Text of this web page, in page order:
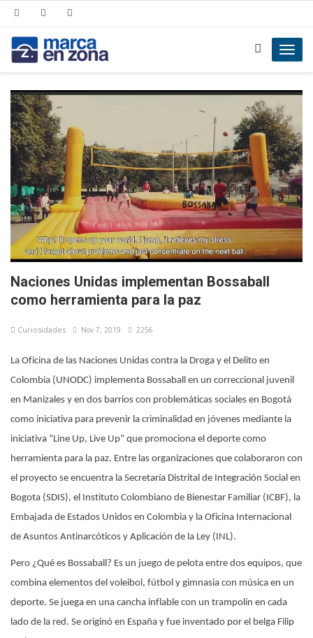
Naciones Unidas implementan Bossaball
como herramienta para la paz
Curiosidades Nov 7, 2019 2256
La Oficina de las Naciones Unidas contra la Droga y el Delito en
Colombia (UNODC) implementa Bossaball en un correccional juvenil
en Manizales y en dos barrios con problemáticas sociales en Bogotá
como iniciativa para prevenir la criminalidad en jóvenes mediante la
iniciativa “Line Up, Live Up” que promociona el deporte como
herramienta para la paz. Entre las organizaciones que colaboraron con
el proyecto se encuentra la Secretaría Distrital de Integración Social en
Bogota (SDIS), el Instituto Colombiano de Bienestar Familiar (ICBF), la
Embajada de Estados Unidos en Colombia y la Oficina Internacional
de Asuntos Antinarcóticos y Aplicación de la Ley (INL).
Pero ¿Qué es Bossaball? Es un juego de pelota entre dos equipos, que
combina elementos del voleibol, fútbol y gimnasia con música en un
deporte.​ Se juega en una cancha inflable con un trampolín en cada
lado de la red.​ Se originó en España y fue inventado por el belga Filip